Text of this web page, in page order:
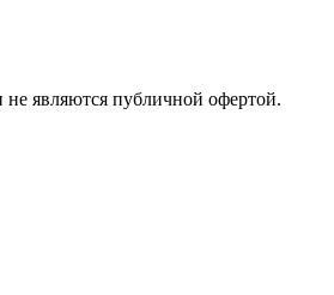
являются публичной офертой.